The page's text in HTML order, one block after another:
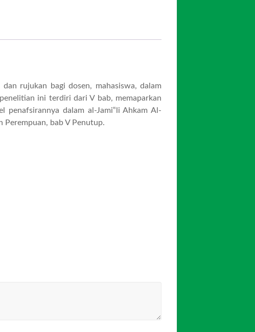
rujukan bagi dosen, mahasiswa, dalam
ini terdiri dari V bab, memaparkan
dalam al-Jami‟li Ahkam Al-
Perempuan, bab V Penutup.